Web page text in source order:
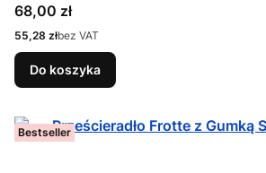
Cena
68,00 zł
Cena
55,28 złbez VAT
Do koszyka
Bestseller